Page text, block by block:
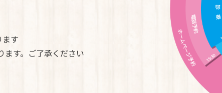
す
す。ご了承ください